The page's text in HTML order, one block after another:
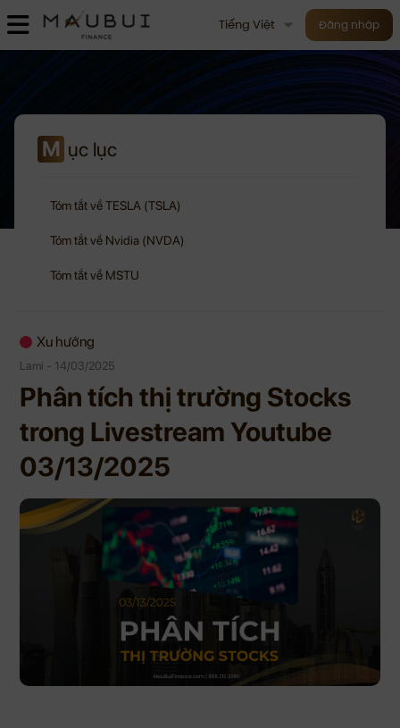
Tiếng Việt Đăng nhập
M ục lục
Tóm tắt về TESLA (TSLA)
Tóm tắt về Nvidia (NVDA)
Tóm tắt về MSTU
Xu hướng
Lami - 14/03/2025
Phân tích thị trường Stocks
trong Livestream Youtube
03/13/2025